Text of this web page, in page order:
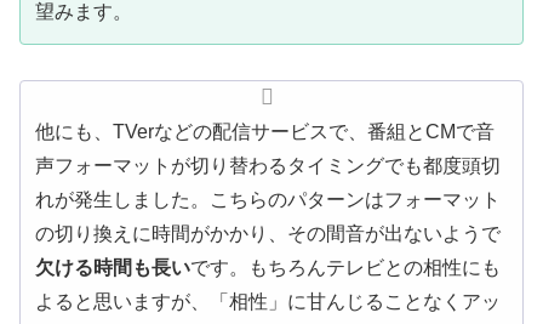
望みます。
他にも、TVerなどの配信サービスで、番組とCMで音
声フォーマットが切り替わるタイミングでも都度頭切
れが発生しました。こちらのパターンはフォーマット
の切り換えに時間がかかり、その間音が出ないようで
欠ける時間も長いです。もちろんテレビとの相性にも
よると思いますが、「相性」に甘んじることなくアッ